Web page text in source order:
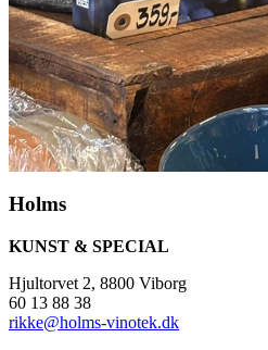
Holms
KUNST & SPECIAL
Hjultorvet 2, 8800 Viborg
60 13 88 38
rikke@holms-vinotek.dk